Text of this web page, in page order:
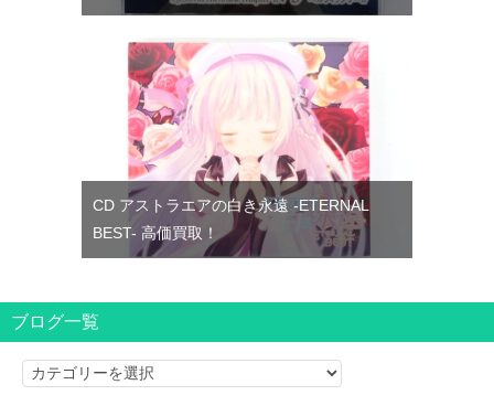
CD アストラエアの白き永遠 -ETERNAL
BEST- 高価買取！
ブログ一覧
ブ